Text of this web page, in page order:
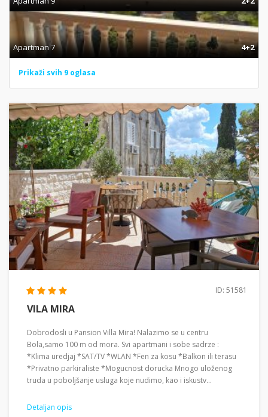
Apartman 7 4+2
Prikaži svih 9 oglasa
ID: 51581
VILA MIRA
Dobrodosli u Pansion Villa Mira! Nalazimo se u centru
Bola,samo 100 m od mora. Svi apartmani i sobe sadrze :
*Klima uredjaj *SAT/TV *WLAN *Fen za kosu *Balkon ili terasu
*Privatno parkiraliste *Mogucnost dorucka Mnogo uloženog
truda u poboljšanje usluga koje nudimo, kao i iskustv...
Detaljan opis